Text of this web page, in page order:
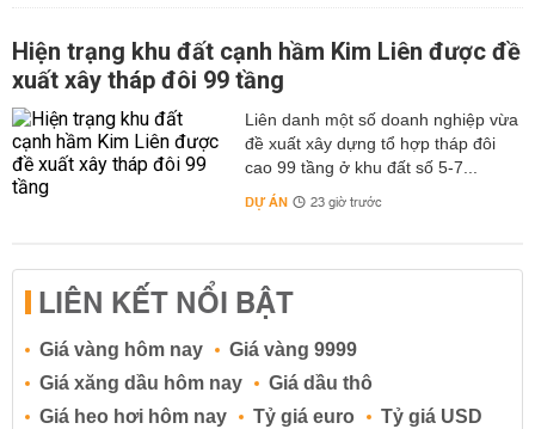
Hiện trạng khu đất cạnh hầm Kim Liên được đề
xuất xây tháp đôi 99 tầng
Liên danh một số doanh nghiệp vừa
đề xuất xây dựng tổ hợp tháp đôi
cao 99 tầng ở khu đất số 5-7...
DỰ ÁN 23 giờ trước
LIÊN KẾT NỔI BẬT
Giá vàng hôm nay
Giá vàng 9999
Giá xăng dầu hôm nay
Giá dầu thô
Giá heo hơi hôm nay
Tỷ giá euro
Tỷ giá USD